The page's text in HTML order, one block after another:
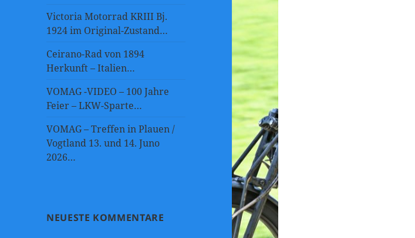
Victoria Motorrad KRIII Bj.
1924 im Original-Zustand…
Ceirano-Rad von 1894
Herkunft – Italien…
VOMAG -VIDEO – 100 Jahre
Feier – LKW-Sparte…
VOMAG – Treffen in Plauen /
Vogtland 13. und 14. Juno
2026…
NEUESTE KOMMENTARE